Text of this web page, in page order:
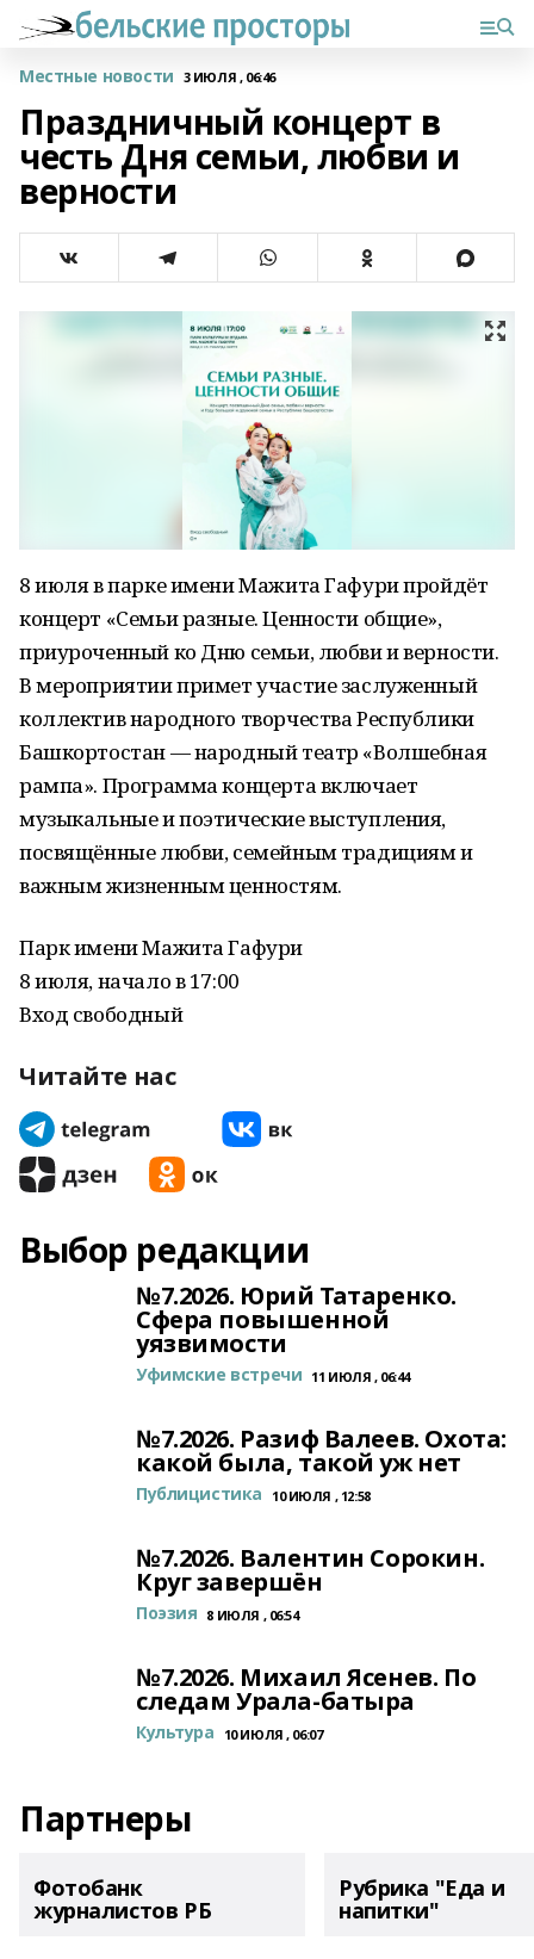
Местные новости 3 ИЮЛЯ , 06:46
Праздничный концерт в
честь Дня семьи, любви и
верности
8 июля в парке имени Мажита Гафури пройдёт
концерт «Семьи разные. Ценности общие»,
приуроченный ко Дню семьи, любви и верности.
В мероприятии примет участие заслуженный
коллектив народного творчества Республики
Башкортостан — народный театр «Волшебная
рампа». Программа концерта включает
музыкальные и поэтические выступления,
посвящённые любви, семейным традициям и
важным жизненным ценностям.
Парк имени Мажита Гафури
8 июля, начало в 17:00
Вход свободный
Читайте нас
Выбор редакции
№7.2026. Юрий Татаренко.
Сфера повышенной
уязвимости
Уфимские встречи 11 ИЮЛЯ , 06:44
№7.2026. Разиф Валеев. Охота:
какой была, такой уж нет
Публицистика 10 ИЮЛЯ , 12:58
№7.2026. Валентин Сорокин.
Круг завершён
Поэзия 8 ИЮЛЯ , 06:54
№7.2026. Михаил Ясенев. По
следам Урала-батыра
Культура 10 ИЮЛЯ , 06:07
Партнеры
Фотобанк
журналистов РБ
Рубрика "Еда и
напитки"